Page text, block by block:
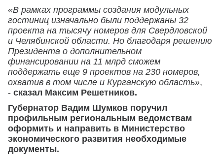
«В рамках программы создания модульных
гостиниц изначально были поддержаны 32
проекта на тысячу номеров для Свердловской
и Челябинской области. Но благодаря решению
Президента о дополнительном
финансировании на 11 млрд сможем
поддержать еще 9 проектов на 230 номеров,
охватив в том числе и Курганскую область»,
- сказал Максим Решетников.
Губернатор Вадим Шумков поручил
профильным региональным ведомствам
оформить и направить в Министерство
экономического развития необходимые
документы.